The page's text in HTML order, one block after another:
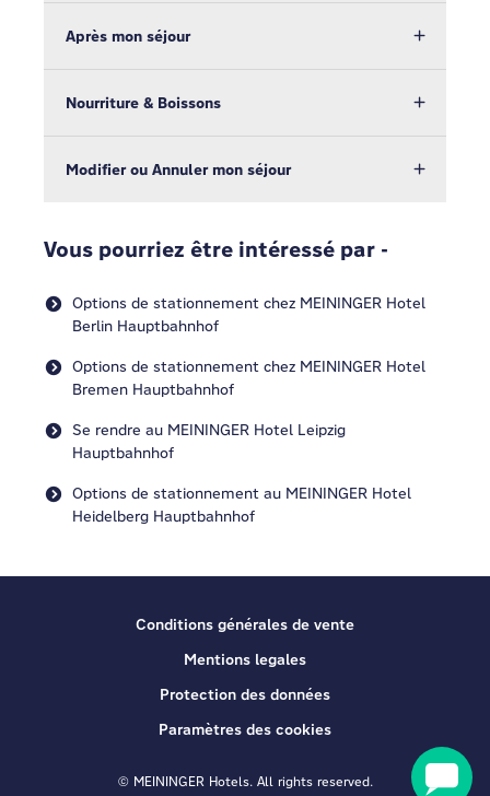
Après mon séjour
Nourriture & Boissons
Modifier ou Annuler mon séjour
Vous pourriez être intéressé par -
Options de stationnement chez MEININGER Hotel
Berlin Hauptbahnhof
Options de stationnement chez MEININGER Hotel
Bremen Hauptbahnhof
Se rendre au MEININGER Hotel Leipzig
Hauptbahnhof
Options de stationnement au MEININGER Hotel
Heidelberg Hauptbahnhof
Conditions générales de vente
Mentions legales
Protection des données
Paramètres des cookies
© MEININGER Hotels. All rights reserved.